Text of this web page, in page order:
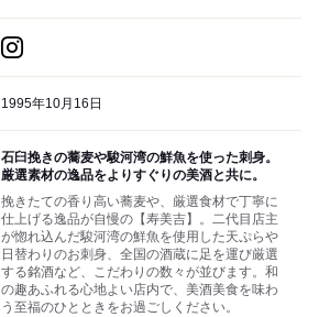
1995年10月16日
石臼挽きの蕎麦や駿河湾の鮮魚を使った刺身。
厳選素材の逸品をよりすぐりの美酒と共に。
挽きたての香り高い蕎麦や、厳選食材で丁寧に
仕上げる逸品が自慢の【寿美吉】。二代目店主
が惚れ込んだ駿河湾の鮮魚を使用した天ぷらや
日替わりのお刺身、全国の酒蔵に足を運び厳選
する銘酒など、こだわりの数々が並びます。和
の趣あふれる心地よい店内で、美酒美食を味わ
う至福のひとときをお過ごしください。